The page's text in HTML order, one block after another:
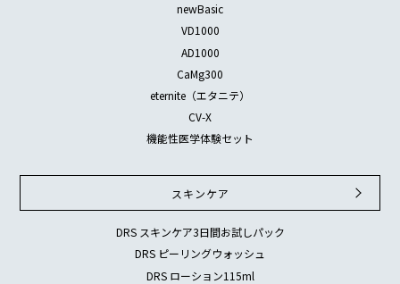
newBasic
VD1000
AD1000
CaMg300
eternite（エタニテ）
CV-X
機能性医学体験セット
スキンケア
DRS スキンケア3日間お試しパック
DRS ピーリングウォッシュ
DRS ローション115ml